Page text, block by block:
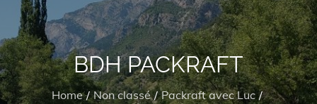
BDH PACKRAFT
Home Non classé
Packraft avec Luc